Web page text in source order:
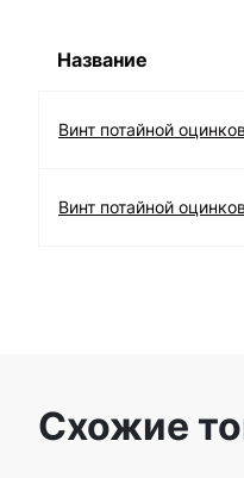
Название
Винт потайной
Винт потайной
Схожие